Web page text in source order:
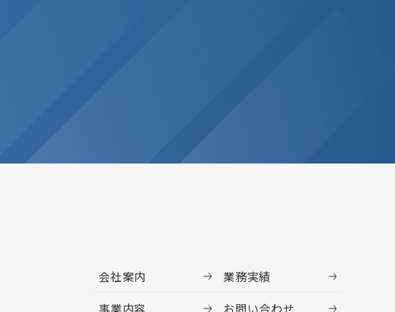
会社案内
業務実績